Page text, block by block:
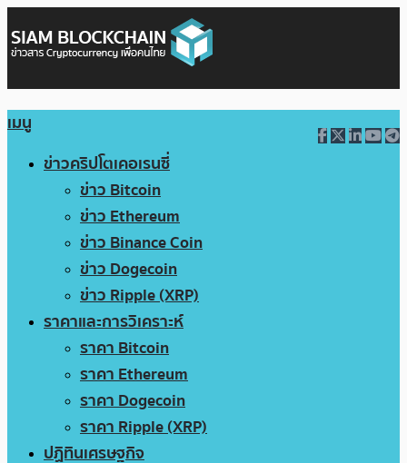
เมนู
ข่าวคริปโตเคอเรนซี่
ข่าว Bitcoin
ข่าว Ethereum
ข่าว Binance Coin
ข่าว Dogecoin
ข่าว Ripple (XRP)
ราคาและการวิเคราะห์
ราคา Bitcoin
ราคา Ethereum
ราคา Dogecoin
ราคา Ripple (XRP)
ปฏิทินเศรษฐกิจ